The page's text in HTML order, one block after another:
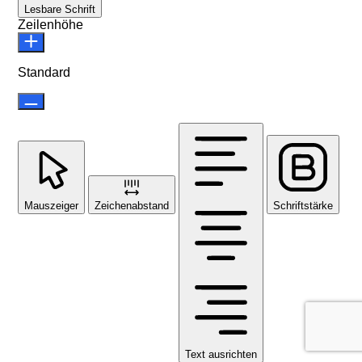
Lesbare Schrift
Zeilenhöhe
Standard
Mauszeiger Zeichenabstand
Text ausrichten
Schriftstärke